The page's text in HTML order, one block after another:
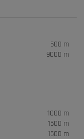
500 m
9000 m
1000 m
1500 m
1500 m